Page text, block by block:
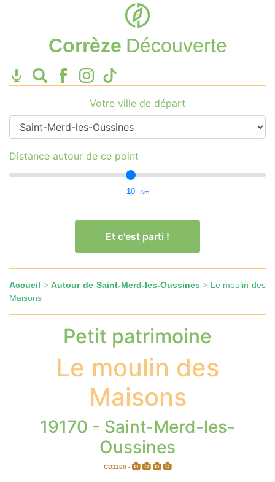
Corrèze Découverte
Votre ville de départ
Distance autour de ce point
10 Km
Et c'est parti !
Accueil >Autour de Saint-Merd-les-Oussines > Le moulin des
Maisons
Petit patrimoine
Le moulin des
Maisons
19170 - Saint-Merd-les-
Oussines
CD1160 -